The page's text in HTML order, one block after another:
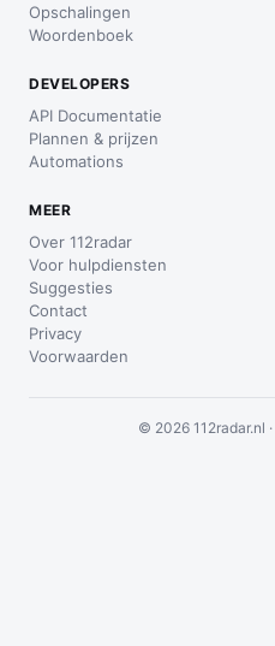
Opschalingen
Woordenboek
DEVELOPERS
API Documentatie
Plannen & prijzen
Automations
MEER
Over 112radar
Voor hulpdiensten
Suggesties
Contact
Privacy
Voorwaarden
© 2026 112radar.nl ·